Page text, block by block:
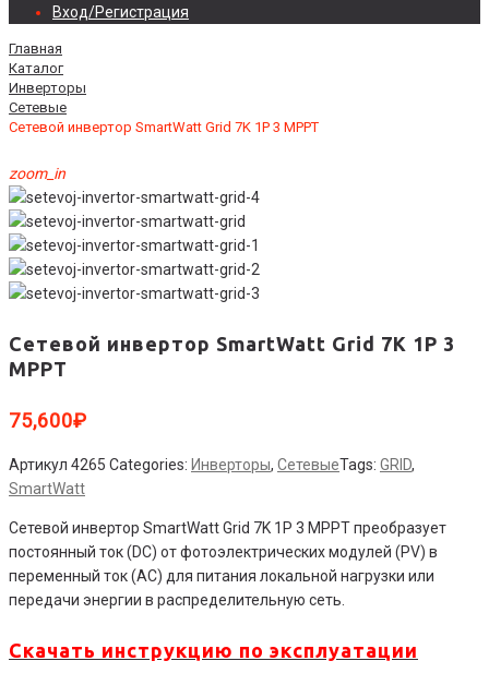
Вход/Регистрация
Главная
Каталог
Инверторы
Сетевые
Сетевой инвертор SmartWatt Grid 7K 1P 3 MPPT
zoom_in
Сетевой инвертор SmartWatt Grid 7K 1P 3
MPPT
75,600₽
Артикул 4265 Categories: Инверторы, СетевыеTags: GRID,
SmartWatt
Сетевой инвертор SmartWatt Grid 7K 1P 3 MPPT преобразует
постоянный ток (DC) от фотоэлектрических модулей (PV) в
переменный ток (АС) для питания локальной нагрузки или
передачи энергии в распределительную сеть.
Скачать инструкцию по эксплуатации